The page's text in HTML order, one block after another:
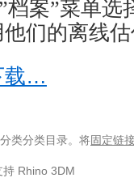
档案”菜单选
们的离线
载…
类分类目录。将固定链
Rhino 3DM